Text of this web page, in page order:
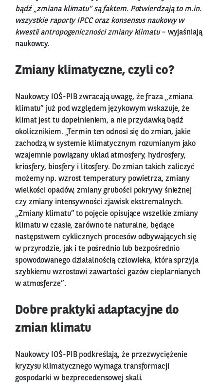
bądź „zmiana klimatu” są faktem. Potwierdzają to m.in.
wszystkie raporty IPCC oraz konsensus naukowy w
kwestii antropogeniczności zmiany klimatu– wyjaśniają
naukowcy.
Zmiany klimatyczne, czyli co?
Naukowcy IOŚ-PIB zwracają uwagę, że fraza „zmiana
klimatu” już pod względem językowym wskazuje, że
klimat jest tu dopełnieniem, a nie przydawką bądź
okolicznikiem. „Termin ten odnosi się do zmian, jakie
zachodzą w systemie klimatycznym rozumianym jako
wzajemnie powiązany układ atmosfery, hydrosfery,
kriosfery, biosfery i litosfery. Do zmian takich zaliczyć
możemy np. wzrost temperatury powietrza, zmiany
wielkości opadów, zmiany grubości pokrywy śnieżnej
czy zmiany intensywności zjawisk ekstremalnych.
„Zmiany klimatu” to pojęcie opisujące wszelkie zmiany
klimatu w czasie, zarówno te naturalne, będące
następstwem cyklicznych procesów odbywających się
w przyrodzie, jak i te pośrednio lub bezpośrednio
spowodowanego działalnością człowieka, która sprzyja
szybkiemu wzrostowi zawartości gazów cieplarnianych
w atmosferze”.
Dobre praktyki adaptacyjne do
zmian klimatu
Naukowcy IOŚ-PIB podkreślają, że przezwyciężenie
kryzysu klimatycznego wymaga transformacji
gospodarki w bezprecedensowej skali.